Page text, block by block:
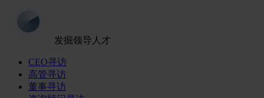
发掘领导人才
CEO寻访
高管寻访
董事寻访